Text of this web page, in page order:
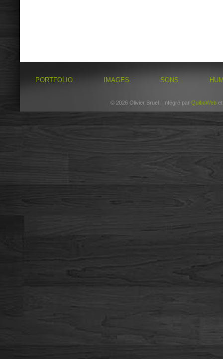
PORTFOLIO IMAGES SONS
© 2026 Olivier Bruel | Intégré par QuiboWeb